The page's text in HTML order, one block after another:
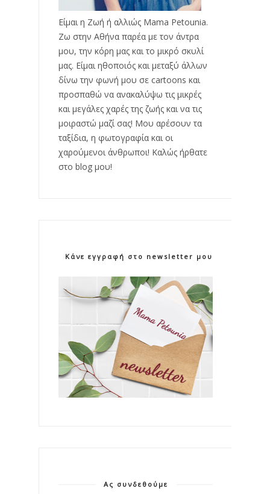
Είμαι η Ζωή ή αλλιώς Mama Petounia.
Ζω στην Αθήνα παρέα με τον άντρα
μου, την κόρη μας και το μικρό σκυλί
μας. Είμαι ηθοποιός και μεταξύ άλλων
δίνω την φωνή μου σε cartoons και
προσπαθώ να ανακαλύψω τις μικρές
και μεγάλες χαρές της ζωής και να τις
μοιραστώ μαζί σας! Μου αρέσουν τα
ταξίδια, η φωτογραφία και οι
χαρούμενοι άνθρωποι! Καλώς ήρθατε
στο blog μου!
Κάνε εγγραφή στο newsletter μου!
Ας συνδεθούμε